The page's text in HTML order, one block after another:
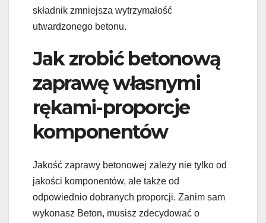
składnik zmniejsza wytrzymałość
utwardzonego betonu.
Jak zrobić betonową
zaprawę własnymi
rękami-proporcje
komponentów
Jakość zaprawy betonowej zależy nie tylko od
jakości komponentów, ale także od
odpowiednio dobranych proporcji. Zanim sam
wykonasz Beton, musisz zdecydować o